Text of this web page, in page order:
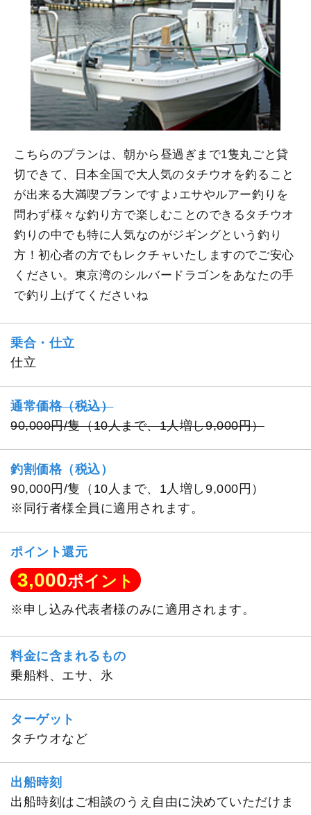
こちらのプランは、朝から昼過ぎまで1隻丸ごと貸
切できて、日本全国で大人気のタチウオを釣ること
が出来る大満喫プランですよ♪エサやルアー釣りを
問わず様々な釣り方で楽しむことのできるタチウオ
釣りの中でも特に人気なのがジギングという釣り
方！初心者の方でもレクチャいたしますのでご安心
ください。東京湾のシルバードラゴンをあなたの手
で釣り上げてくださいね
乗合・仕立
仕立
通常価格（税込）
90,000円/隻（10人まで、1人増し9,000円）
釣割価格（税込）
90,000円/隻（10人まで、1人増し9,000円）
※同行者様全員に適用されます。
ポイント還元
3,000ポイント
※申し込み代表者様のみに適用されます。
料金に含まれるもの
乗船料、エサ、氷
ターゲット
タチウオなど
出船時刻
出船時刻はご相談のうえ自由に決めていただけま